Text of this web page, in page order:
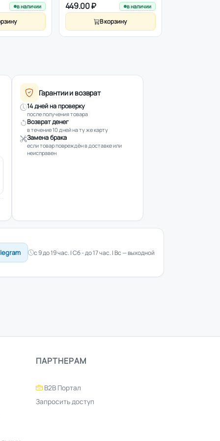
в наличии 449.00 ₽ в наличии
В корзину
Гарантии и возврат
14 дней на проверку
после получения товара
Возврат денег
в течение 10 дней на ту же карту
Замена брака
если товар повреждён в доставке или
неисправен
с 9 до 19 час. | Сб - до 17 час. | Вс — выходной
ПАРТНЕРАМ
B2B Портал
Запросить доступ